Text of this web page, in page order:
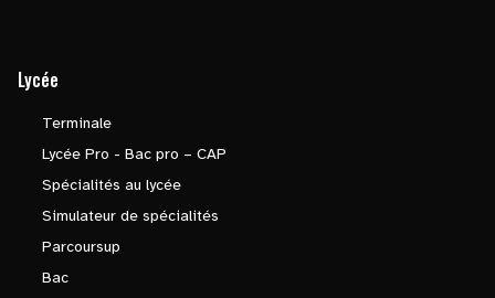
Lycée
Terminale
Lycée Pro - Bac pro – CAP
Spécialités au lycée
Simulateur de spécialités
Parcoursup
Bac